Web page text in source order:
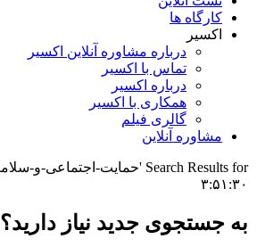
کارگاه ها
اکسیر
درباره مشاوره آنلاین اکسیر
تماس با اکسیر
درباره اکسیر
همکاری با اکسیر
گالری فیلم
مشاوره آنلاین
Search Results for 'حمایت-اجتماعی-و-سلامت-روان'
۳:۵۱:۳۰
به جستجوی جديد نياز داريد؟